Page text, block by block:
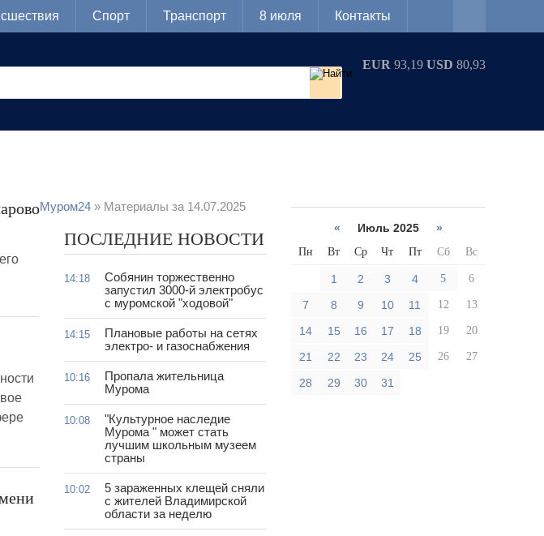
Спорт Транспорт 8 июля Контакты
EUR 93,19 USD 80,93
Муром24 » Материалы за 14.07.2025
ПОСЛЕДНИЕ НОВОСТИ
14:18
Собянин торжественно
запустил 3000-й электробус
с муромской "ходовой"
14:15
Плановые работы на сетях
электро- и газоснабжения
10:16
Пропала жительница
Мурома
10:08
"Культурное наследие
Мурома " может стать
лучшим школьным музеем
страны
10:02
5 зараженных клещей сняли
с жителей Владимирской
области за неделю
« Июль 2025 »
Пн Вт Ср Чт Пт Сб Вс
1 2 3 4 5 6
7 8 9 10 11 12 13
14 15 16 17 18 19 20
21 22 23 24 25 26 27
28 29 30 31